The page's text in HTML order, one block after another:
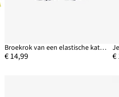
Broekrok van een elastische katoenmix
€ 14,99 €